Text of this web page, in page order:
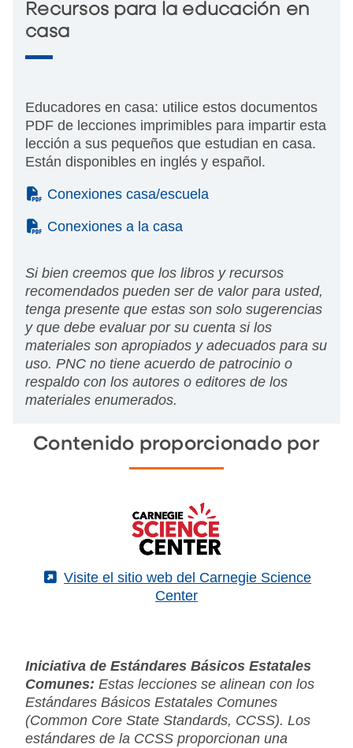
Recursos para la educación en
casa
Educadores en casa: utilice estos documentos
PDF de lecciones imprimibles para impartir esta
lección a sus pequeños que estudian en casa.
Están disponibles en inglés y español.
(PDF)
Conexiones casa/escuela
(PDF)
Conexiones a la casa
Si bien creemos que los libros y recursos
recomendados pueden ser de valor para usted,
tenga presente que estas son solo sugerencias
y que debe evaluar por su cuenta si los
materiales son apropiados y adecuados para su
uso. PNC no tiene acuerdo de patrocinio o
respaldo con los autores o editores de los
materiales enumerados.
Contenido proporcionado por
(External)
Visite el sitio web del Carnegie Science
Center
Iniciativa de Estándares Básicos Estatales
Comunes: Estas lecciones se alinean con los
Estándares Básicos Estatales Comunes
(Common Core State Standards, CCSS). Los
estándares de la CCSS proporcionan una